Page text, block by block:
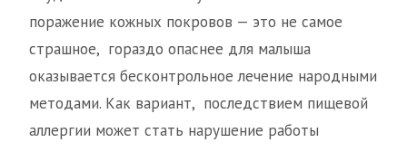
поражение кожных покровов — это не самое
страшное, гораздо опаснее для малыша
оказывается бесконтрольное лечение народными
методами. Как вариант, последствием пищевой
аллергии может стать нарушение работы